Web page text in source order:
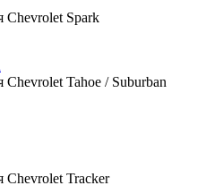
Chevrolet Spark
Chevrolet Tahoe / Suburban
Chevrolet Tracker